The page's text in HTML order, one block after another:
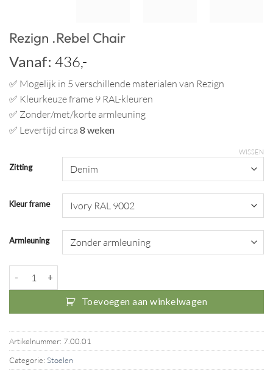
Rezign .Rebel Chair
Vanaf: 436,-
✅ Mogelijk in 5 verschillende materialen van Rezign
✅ Kleurkeuze frame 9 RAL-kleuren
✅ Zonder/met/korte armleuning
✅ Levertijd circa 8 weken
Zitting
Kleur frame
Armleuning
WISSEN
Toevoegen aan winkelwagen
Artikelnummer: 7.00.01
Categorie: Stoelen